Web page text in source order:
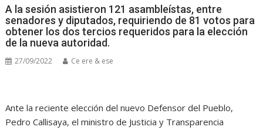
A la sesión asistieron 121 asambleístas, entre
senadores y diputados, requiriendo de 81 votos para
obtener los dos tercios requeridos para la elección
de la nueva autoridad.
27/09/2022 Ce ere & ese
Ante la reciente elección del nuevo Defensor del Pueblo,
Pedro Callisaya, el ministro de Justicia y Transparencia